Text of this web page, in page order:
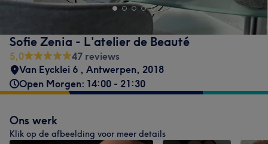
Sofie Zenia - L'atelier de Beauté
5,0
47 reviews
Van Eycklei 6 , Antwerpen, 2018
Open Morgen: 14:00 - 21:30
Ons werk
Klik op de afbeelding voor meer details